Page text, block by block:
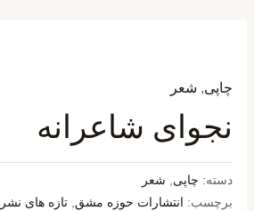
چاپی, شعر
نجوای شاعرانه
دسته: چاپی, شعر
برچسب: انتشارات حوزه مشق, تازه های نشر